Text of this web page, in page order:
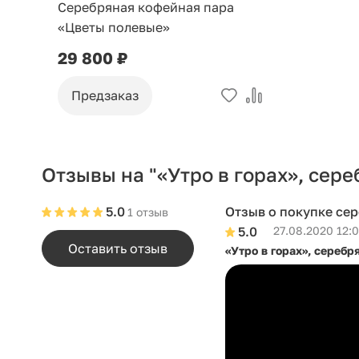
Серебряная кофейная пара
«Цветы полевые»
29 800 ₽
Предзаказ
Отзывы на "«Утро в горах»,
1 отзыв
5.0
Оставить отзыв
Отзыв о покупке
5.0
27.08.2020
«Утро в горах»,